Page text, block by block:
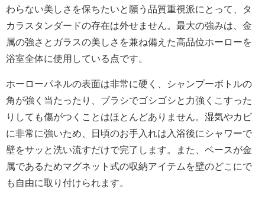
わらない美しさを保ちたいと願う品質重視派にとって、タ
カラスタンダードの存在は外せません。最大の強みは、金
属の強さとガラスの美しさを兼ね備えた高品位ホーローを
浴室全体に使用している点です。
ホーローパネルの表面は非常に硬く、シャンプーボトルの
角が強く当たったり、ブラシでゴシゴシと力強くこすった
りしても傷がつくことはほとんどありません。湿気やカビ
に非常に強いため、日頃のお手入れは入浴後にシャワーで
壁をサッと洗い流すだけで完了します。また、ベースが金
属であるためマグネット式の収納アイテムを壁のどこにで
も自由に取り付けられます。